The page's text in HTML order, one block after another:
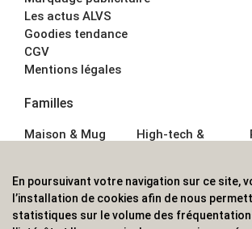
Les actus ALVS
Goodies tendance
CGV
Mentions légales
Familles
Maison & Mug
Écriture
Bagagerie sacs
High-tech &
Sport &
Outdoor
Enfant
En poursuivant votre navigation sur ce site,
l’installation de cookies afin de nous
statistiques sur le volume des